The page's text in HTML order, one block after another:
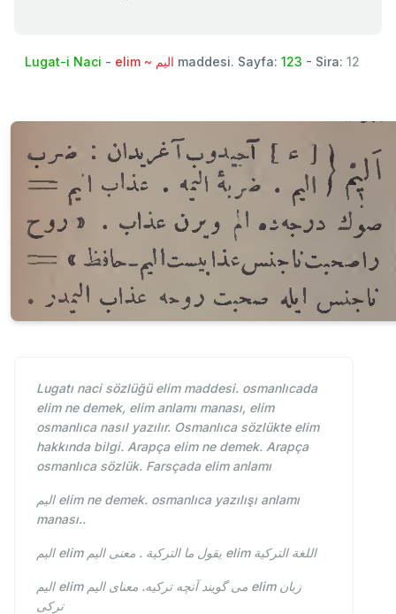
Lugat-i Naci - elim ~ اليم maddesi. Sayfa: 123 - Sira: 12
Lugatı naci sözlüğü elim maddesi. osmanlıcada
elim ne demek, elim anlamı manası, elim
osmanlıca nasıl yazılır. Osmanlıca sözlükte elim
hakkında bilgi. Arapça elim ne demek. Arapça
osmanlıca sözlük. Farsçada elim anlamı
اليم elim ne demek. osmanlıca yazılışı anlamı
manası..
اليم elim يقول ما التركية . معنى اليم elim اللغة التركية
اليم elim می گویند آنچه ترکیه. معنای اليم elim زبان
ترکی